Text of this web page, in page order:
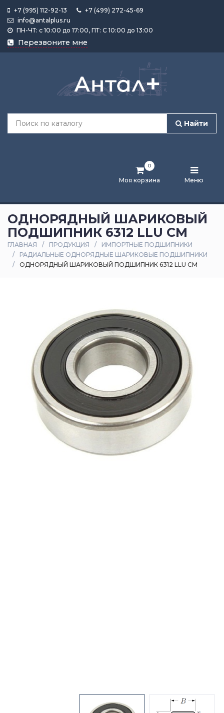
+7 (995) 112-92-13
+7 (499) 272-45-69
info@antalplus.ru
ПН-ЧТ: с 10:00 до 17:00, ПТ: С 10:00 до 13:00
Перезвоните мне
Найти
Моя корзина
0
Меню
Каталог
продукции
Лента
и
статьи
Оплата
доставка
ОДНОРЯДНЫЙ ШАРИКОВЫЙ
ПОДШИПНИК 6312 LLU CM
ГЛАВНАЯ ПРОДУКЦИЯ
ИМПОРТНЫЕ ПОДШИПНИКИ
РАДИАЛЬНЫЕ ОДНОРЯДНЫЕ ШАРИКОВЫЕ ПОДШИПНИКИ
ОДНОРЯДНЫЙ ШАРИКОВЫЙ ПОДШИПНИК 6312 LLU CM